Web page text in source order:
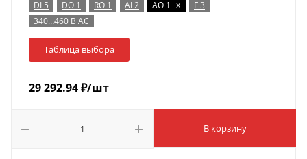
DI 5
DO 1 RO 1 AI 2 AO 1 x
F 3
340…460 В AC
Таблица выбора
29 292.94₽/шт
В корзину